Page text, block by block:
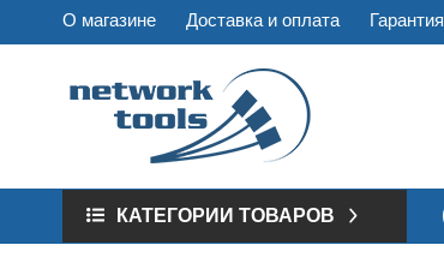
О магазине Доставка и оплата Гарантия
КАТЕГОРИИ ТОВАРОВ